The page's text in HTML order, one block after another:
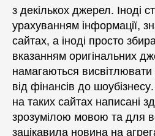
з декількох джерел. Іноді
урахуванням інформації,
сайтах, а іноді просто
вказанням оригінальних
намагаються
від фінансів до
на таких сайтах написані
зрозумілою мовою та для
зацікавила новина на